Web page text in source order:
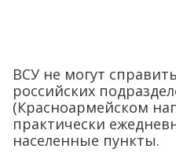
ВСУ не могут
российских
(Красноармейском
практически
населенные пункты.